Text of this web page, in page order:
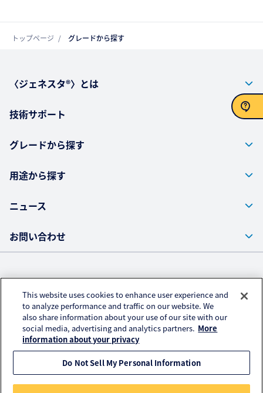
トップページ グレードから探す
〈ジェネスタ®〉とは
技術サポート
グレードから探す
用途から探す
ニュース
お問い合わせ
株式会社クラレ ウェブサイト
プライバシーポリシー
アクセスデータの取扱いについて
ご利用にあたって
© KURARAY CO., LTD. All RIGHTS RESERVED.
This website uses cookies to enhance user experience and
to analyze performance and traffic on our website. We
also share information about your use of our site with our
social media, advertising and analytics partners. More
information about your privacy
Do Not Sell My Personal Information